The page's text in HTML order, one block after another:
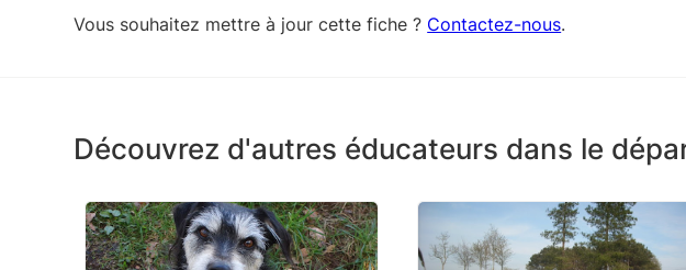
Vous souhaitez mettre à jour cette fiche ? Contactez-nous.
Découvrez d'autres éducateurs dans le